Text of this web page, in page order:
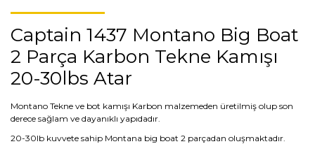
Captain 1437 Montano Big Boat
2 Parça Karbon Tekne Kamışı
20-30lbs Atar
Montano Tekne ve bot kamışı Karbon malzemeden üretilmiş olup son
derece sağlam ve dayanıklı yapıdadır.
20-30lb kuvvete sahip Montana big boat 2 parçadan oluşmaktadır.